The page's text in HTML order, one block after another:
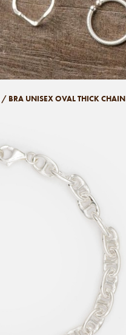
/ BRA UNISEX OVAL THICK CHAIN